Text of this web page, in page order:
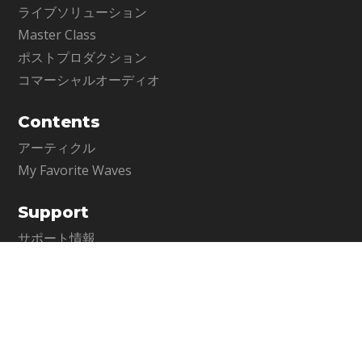
ライブソリューション
Master Class
ポストプロダクション
コマーシャルオーディオ
Contents
アーティクル
My Favorite Waves
Support
サポート情報